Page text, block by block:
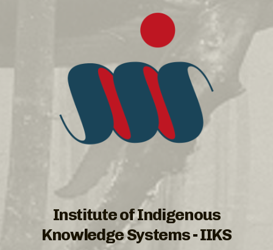
Institute of Indigenous
Knowledge Systems - IIKS